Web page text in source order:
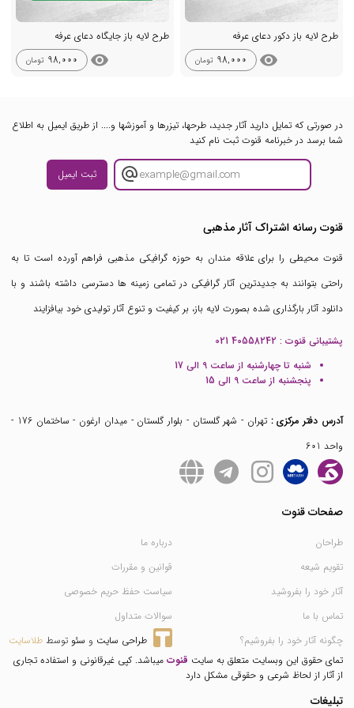
طرح لایه باز دکور دعای عرفه
visibility
98,000 تومان
طرح لایه باز جایگاه دعای عرفه
visibility
98,000 تومان
در صورتی که تمایل دارید آثار جدید، طرحها، تیزرها و آموزشها و.... از طریق ایمیل به اطلاع
شما برسد در خبرنامه قنوت ثبت نام کنید
ثبت ایمیل
قنوت رسانه اشتراک آثار مذهبی
قنوت محیطی را برای علاقه مندان به حوزه گرافیکی مذهبی فراهم آورده است تا به
راحتی بتوانند به جدیدترین آثار گرافیکی در تمامی زمینه ها دسترسی داشته باشند و با
دانلود آثار بارگذاری شده بصورت لایه باز، بر کیفیت و تنوع آثار تولیدی خود بیافزایند
پشتیبانی قنوت : 021 40558242
شنبه تا چهارشنبه از ساعت 9 الی 17
پنجشنبه از ساعت 9 الی 15
آدرس دفتر مرکزی :
تهران - شهر گلستان - بلوار گلستان - میدان ارغون - ساختمان 176 -
واحد 601
صفحات قنوت
طراحان
تقویم شیعه
آثار خود را بفروشید
تماس با ما
چگونه آثار خود را بفروشیم؟
درباره ما
قوانین و مقررات
سیاست حفظ حریم خصوصی
سوالات متداول
طراحی سایت و سئو توسط طلاسایت
تمای حقوق این وبسایت متعلق به سایت قنوت میباشد. کپی غیرقانونی و استفاده تجاری
از آثار از لحاظ شرعی و حقوقی مشکل دارد
تبلیغات